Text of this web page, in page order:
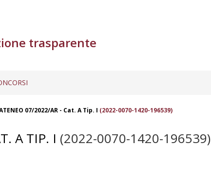
trasparente
07/2022/AR - Cat. A Tip. I (2022-0070-1420-196539)
A TIP. I (2022-0070-1420-196539)